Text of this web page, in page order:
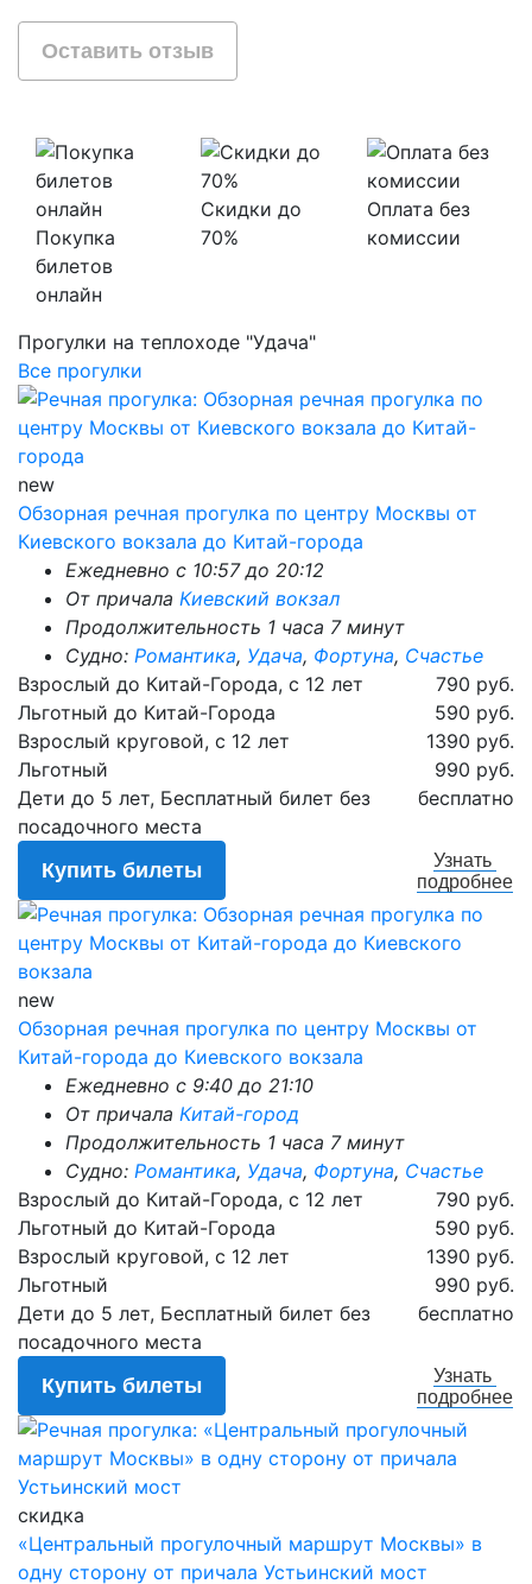
Оставить отзыв
Покупка
билетов
онлайн
Скидки до
70%
Оплата без
комиссии
Прогулки на теплоходе "Удача"
Все прогулки
new
Обзорная речная прогулка по центру Москвы от
Киевского вокзала до Китай-города
Ежедневно с 10:57 до 20:12
От причала Киевский вокзал
Продолжительность 1 часа 7 минут
Судно: Романтика, Удача, Фортуна, Счастье
Взрослый до Китай-Города, с 12 лет
790 руб.
Льготный до Китай-Города
590 руб.
Взрослый круговой, с 12 лет
1390 руб.
Льготный
990 руб.
Дети до 5 лет, Бесплатный билет без
посадочного места
бесплатно
Купить билеты
Узнать
подробнее
new
Обзорная речная прогулка по центру Москвы от
Китай-города до Киевского вокзала
Ежедневно с 9:40 до 21:10
От причала Китай-город
Продолжительность 1 часа 7 минут
Судно: Романтика, Удача, Фортуна, Счастье
Взрослый до Китай-Города, с 12 лет
790 руб.
Льготный до Китай-Города
590 руб.
Взрослый круговой, с 12 лет
1390 руб.
Льготный
990 руб.
Дети до 5 лет, Бесплатный билет без
посадочного места
бесплатно
Купить билеты
Узнать
подробнее
скидка
«Центральный прогулочный маршрут Москвы» в
одну сторону от причала Устьинский мост